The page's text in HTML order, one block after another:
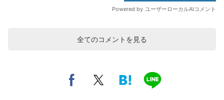
全てのコメントを見る